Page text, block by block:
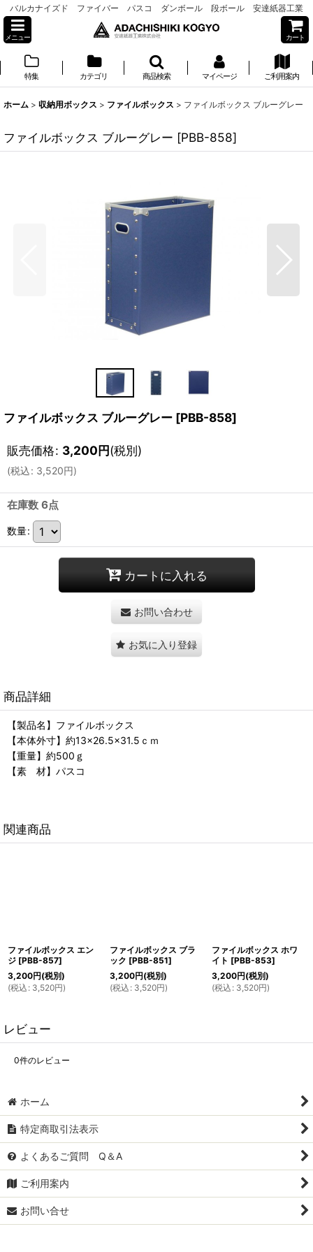
バルカナイズド ファイバー パスコ ダンボール 段ボール 安達紙器工業
メニュー カート
特集 カテゴリ 商品検索 マイページ ご利用案内
ホーム > 収納用ボックス > ファイルボックス > ファイルボックス ブルーグレー
ファイルボックス ブルーグレー [PBB-858]
ファイルボックス ブルーグレー [PBB-858]
販売価格: 3,200円(税別)
(税込: 3,520円)
在庫数 6点
数量:
カートに入れる
お問い合わせ
お気に入り登録
商品詳細
【製品名】ファイルボックス
【本体外寸】約13×26.5×31.5ｃｍ
【重量】約500ｇ
【素 材】パスコ
関連商品
ファイルボックス エン
ジ [PBB-857]
3,200円(税別)
(税込 : 3,520円)
ファイルボックス ブラ
ック [PBB-851]
3,200円(税別)
(税込 : 3,520円)
ファイルボックス ホワ
イト [PBB-853]
3,200円(税別)
(税込 : 3,520円)
レビュー
0件のレビュー
ホーム
特定商取引法表示
よくあるご質問 Q＆A
ご利用案内
お問い合せ